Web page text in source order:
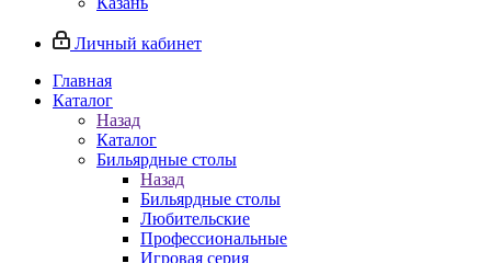
Личный кабинет
Главная
Каталог
Назад
Каталог
Бильярдные столы
Назад
Бильярдные столы
Любительские
Профессиональные
Игровая серия